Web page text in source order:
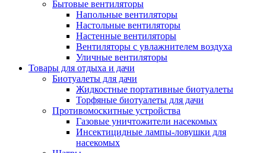
Бытовые вентиляторы
Напольные вентиляторы
Настольные вентиляторы
Настенные вентиляторы
Вентиляторы с увлажнителем воздуха
Уличные вентиляторы
Товары для отдыха и дачи
Биотуалеты для дачи
Жидкостные портативные биотуалеты
Торфяные биотуалеты для дачи
Противомоскитные устройства
Газовые уничтожители насекомых
Инсектицидные лампы-ловушки для
насекомых